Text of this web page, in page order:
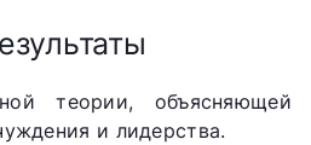
теории, объясняющей
и лидерства.